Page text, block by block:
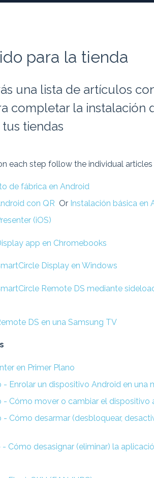
para la tienda
una lista de artículos
completar la instalación
tiendas
each step follow the individual articles
de fábrica en Android
con QR Or Instalación básica en
(iOS)
app en Chromebooks
Display en Windows
Remote DS mediante
DS en una Samsung TV
en Primer Plano
- Enrolar un dispositivo Android en una
- Cómo mover o cambiar el dispositivo
- Cómo desarmar (desbloquear,
- Cómo desasignar (eliminar) la